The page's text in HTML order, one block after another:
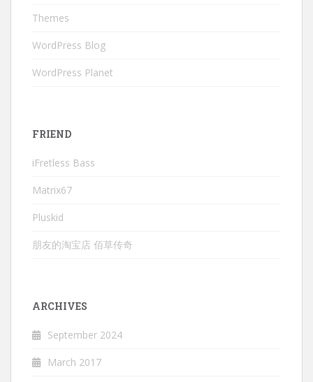
Themes
WordPress Blog
WordPress Planet
FRIEND
iFretless Bass
Matrix67
Pluskid
朋友的淘宝店 佰草传奇
ARCHIVES
September 2024
March 2017